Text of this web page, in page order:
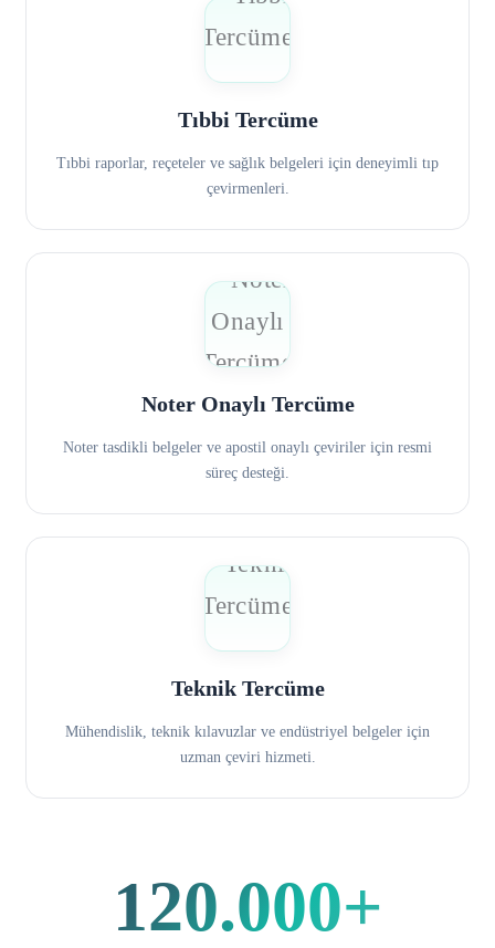
Tıbbi Tercüme
Tıbbi raporlar, reçeteler ve sağlık belgeleri için deneyimli tıp
çevirmenleri.
Noter Onaylı Tercüme
Noter tasdikli belgeler ve apostil onaylı çeviriler için resmi
süreç desteği.
Teknik Tercüme
Mühendislik, teknik kılavuzlar ve endüstriyel belgeler için
uzman çeviri hizmeti.
120.000+